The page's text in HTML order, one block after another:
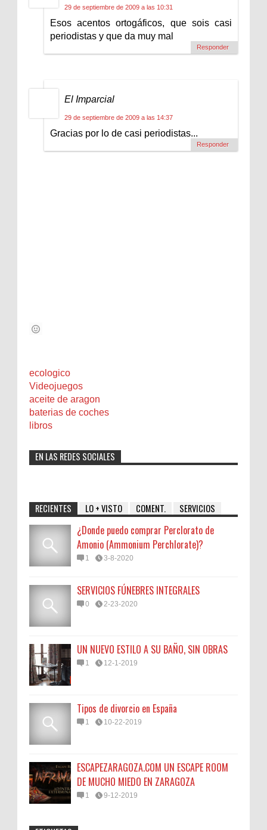
29 de septiembre de 2009 a las 10:31
Esos acentos ortogáficos, que sois casi
periodistas y que da muy mal
Responder
El Imparcial
29 de septiembre de 2009 a las 14:37
Gracias por lo de casi periodistas...
Responder
ecologico
Videojuegos
aceite de aragon
baterias de coches
libros
EN LAS REDES SOCIALES
RECIENTES LO + VISTO COMENT. SERVICIOS
¿Donde puedo comprar Perclorato de
Amonio (Ammonium Perchlorate)?
1 3-8-2020
SERVICIOS FÚNEBRES INTEGRALES
0 2-23-2020
UN NUEVO ESTILO A SU BAÑO, SIN OBRAS
1 12-1-2019
Tipos de divorcio en España
1 10-22-2019
ESCAPEZARAGOZA.COM UN ESCAPE ROOM
DE MUCHO MIEDO EN ZARAGOZA
1 9-12-2019